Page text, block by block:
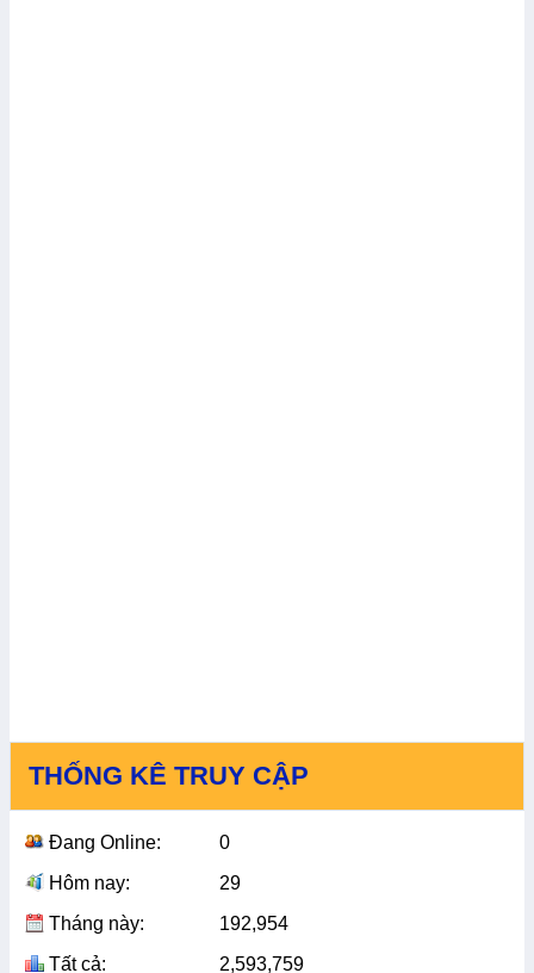
THỐNG KÊ TRUY CẬP
Đang Online:
0
Hôm nay:
29
Tháng này:
192,954
Tất cả:
2,593,759